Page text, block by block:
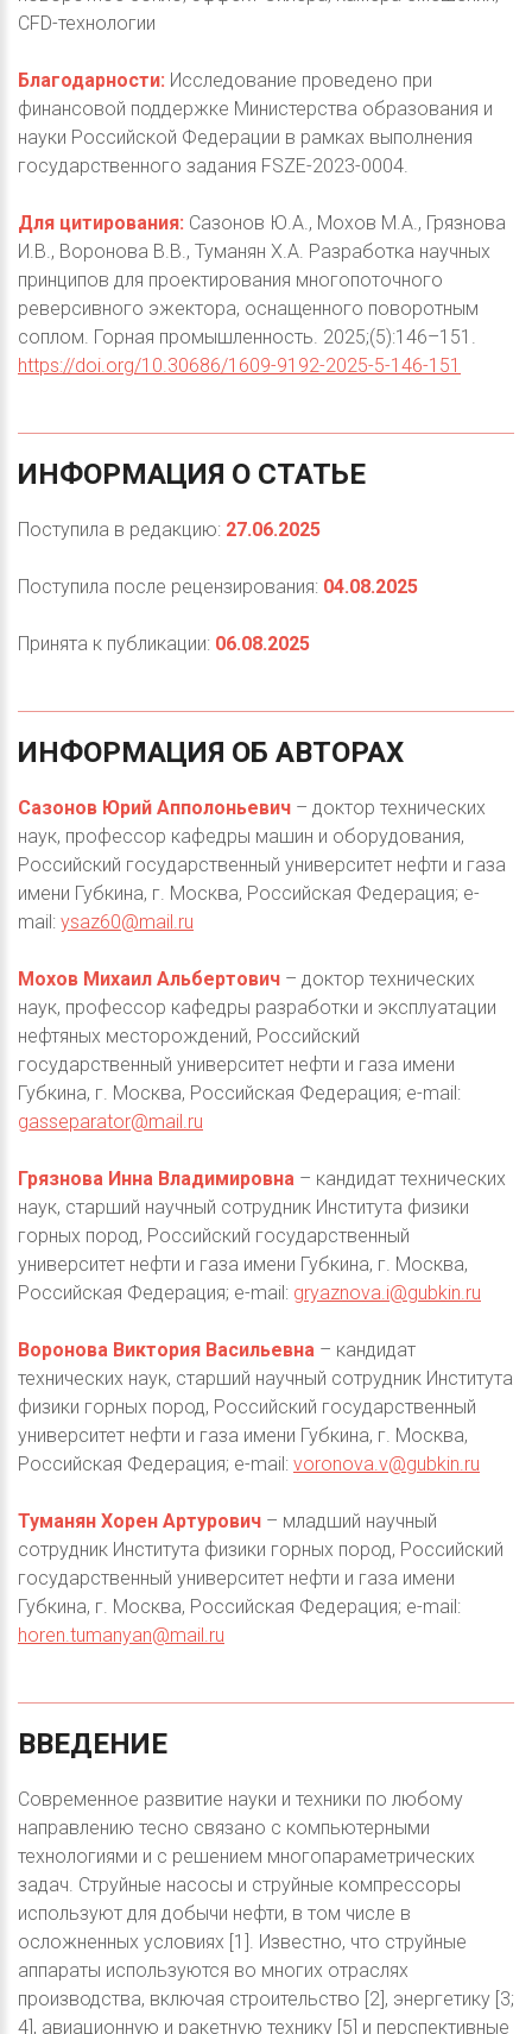
CFD-технологии
Благодарности: Исследование проведено при
финансовой поддержке Министерства образования и
науки Российской Федерации в рамках выполнения
государственного задания FSZE-2023-0004.
Для цитирования: Сазонов Ю.А., Мохов М.А., Грязнова
И.В., Воронова В.В., Туманян Х.А. Разработка научных
принципов для проектирования многопоточного
реверсивного эжектора, оснащенного поворотным
соплом. Горная промышленность. 2025;(5):146–151.
https://doi.org/10.30686/1609-9192-2025-5-146-151
ИНФОРМАЦИЯ О СТАТЬЕ
Поступила в редакцию: 27.06.2025
Поступила после рецензирования: 04.08.2025
Принята к публикации: 06.08.2025
ИНФОРМАЦИЯ ОБ АВТОРАХ
Сазонов Юрий Апполоньевич – доктор технических
наук, профессор кафедры машин и оборудования,
Российский государственный университет нефти и газа
имени Губкина, г. Москва, Российская Федерация; e-
mail: ysaz60@mail.ru
Мохов Михаил Альбертович – доктор технических
наук, профессор кафедры разработки и эксплуатации
нефтяных месторождений, Российский
государственный университет нефти и газа имени
Губкина, г. Москва, Российская Федерация; e-mail:
gasseparator@mail.ru
Грязнова Инна Владимировна – кандидат технических
наук, старший научный сотрудник Института физики
горных пород, Российский государственный
университет нефти и газа имени Губкина, г. Москва,
Российская Федерация; e-mail: gryaznova.i@gubkin.ru
Воронова Виктория Васильевна – кандидат
технических наук, старший научный сотрудник Института
физики горных пород, Российский государственный
университет нефти и газа имени Губкина, г. Москва,
Российская Федерация; e-mail: voronova.v@gubkin.ru
Туманян Хорен Артурович – младший научный
сотрудник Института физики горных пород, Российский
государственный университет нефти и газа имени
Губкина, г. Москва, Российская Федерация; e-mail:
horen.tumanyan@mail.ru
ВВЕДЕНИЕ
Современное развитие науки и техники по любому
направлению тесно связано с компьютерными
технологиями и с решением многопараметрических
задач. Струйные насосы и струйные компрессоры
используют для добычи нефти, в том числе в
осложненных условиях [1]. Известно, что струйные
аппараты используются во многих отраслях
производства, включая строительство [2], энергетику [3;
4], авиационную и ракетную технику [5] и перспективные